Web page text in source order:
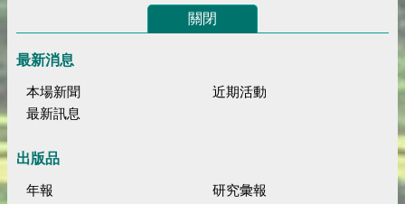
關閉
最新消息
本場新聞
近期活動
最新訊息
出版品
年報
研究彙報